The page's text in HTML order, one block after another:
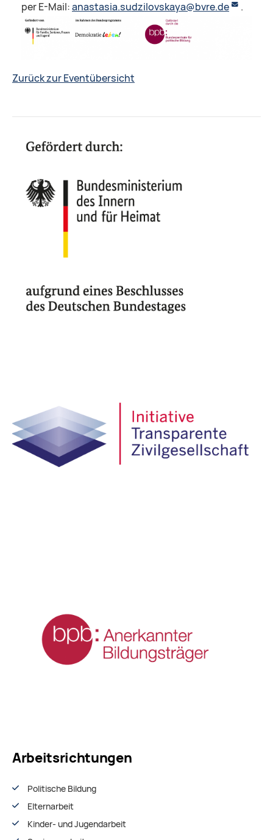
per E-Mail:anastasia.sudzilovskaya@bvre.de .
Zurück zur Eventübersicht
Arbeitsrichtungen
Politische Bildung
Elternarbeit
Kinder- und Jugendarbeit